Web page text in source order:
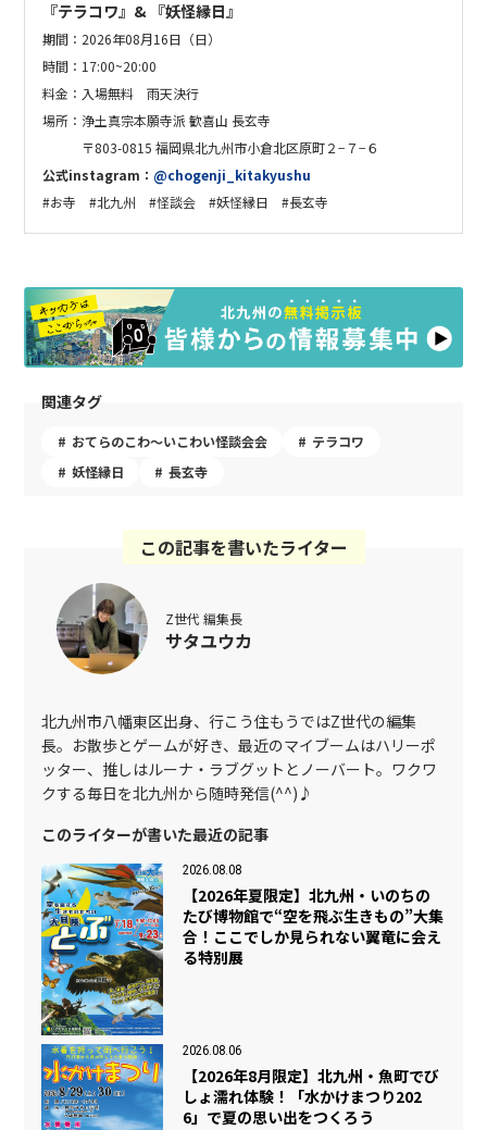
『テラコワ』& 『妖怪縁日』
期間： 2026年08月16日（日）
時間：17:00~20:00
料金：入場無料 雨天決行
場所：浄土真宗本願寺派 歓喜山 長玄寺
〒803-0815 福岡県北九州市小倉北区原町２−７−６
公式instagram： @chogenji_kitakyushu
#お寺 #北九州 #怪談会 #妖怪縁日 #長玄寺
関連タグ
おてらのこわ〜いこわい怪談会会
テラコワ
妖怪縁日
長玄寺
この記事を書いたライター
Z世代 編集長
サタユウカ
北九州市八幡東区出身、行こう住もうではZ世代の編集
長。お散歩とゲームが好き、最近のマイブームはハリーポ
ッター、推しはルーナ・ラブグットとノーバート。ワクワ
クする毎日を北九州から随時発信(^^)♪
このライターが書いた最近の記事
2026.08.08
【2026年夏限定】北九州・いのちの
たび博物館で“空を飛ぶ生きもの”大集
合！ここでしか見られない翼竜に会え
る特別展
2026.08.06
【2026年8月限定】北九州・魚町でび
しょ濡れ体験！「水かけまつり202
6」で夏の思い出をつくろう